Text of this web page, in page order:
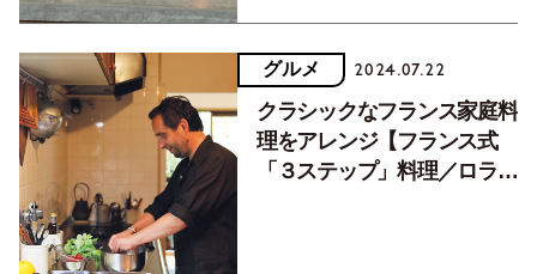
グルメ 2024.07.22
クラシックなフランス家庭料
理をアレンジ【フランス式
「３ステップ」料理／ロラ